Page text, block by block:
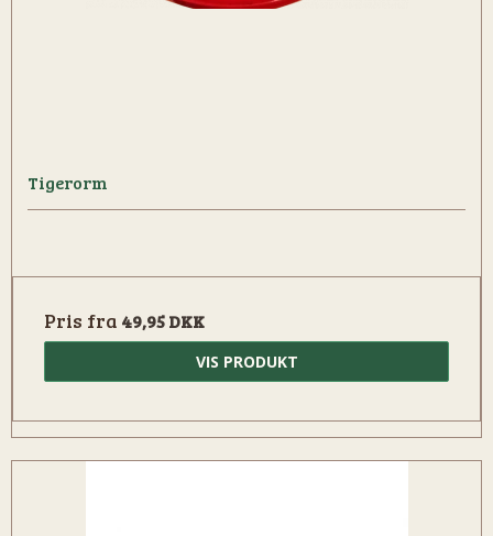
Tigerorm
Pris fra 49,95 DKK
VIS PRODUKT